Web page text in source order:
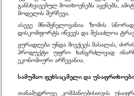
განსხვავებულ მოთხოვნებს აყენებს,
მოდელის შერჩევა.
ასევე მნიშვნელოვანია ზომის
დისკომფორტს იწვევს და შესაძლოა
ყურადღება უნდა მიექცეს მასალას,
პროდუქტი უფრო ხანგრძლივად
ეკონომიური არჩევანია.
სამუშაო ფეხსაცმელი და
თანამედროვე კომპანიებისთვის